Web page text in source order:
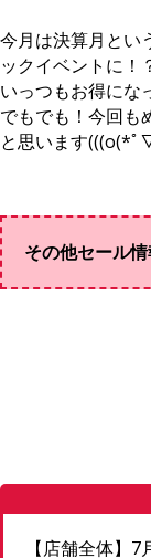
今月は決算月とい
ックイベントに！
いっつもお得にな
でもでも！今回も
と思います(((o(*ﾟ
その他セール
【店舗全体】